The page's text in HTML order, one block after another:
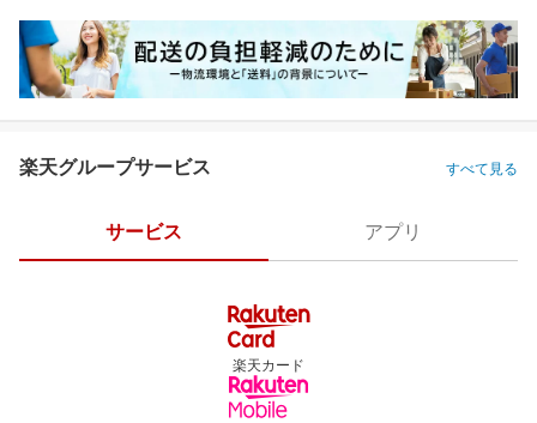
楽天グループサービス すべて見る
サービス アプリ
楽天カード